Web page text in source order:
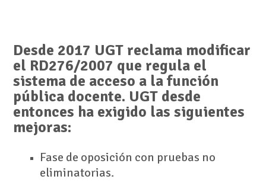
Desde 2017 UGT reclama modificar
el RD276/2007 que regula el
sistema de acceso a la función
pública docente. UGT desde
entonces ha exigido las siguientes
mejoras:
Fase de oposición con pruebas no
eliminatorias.